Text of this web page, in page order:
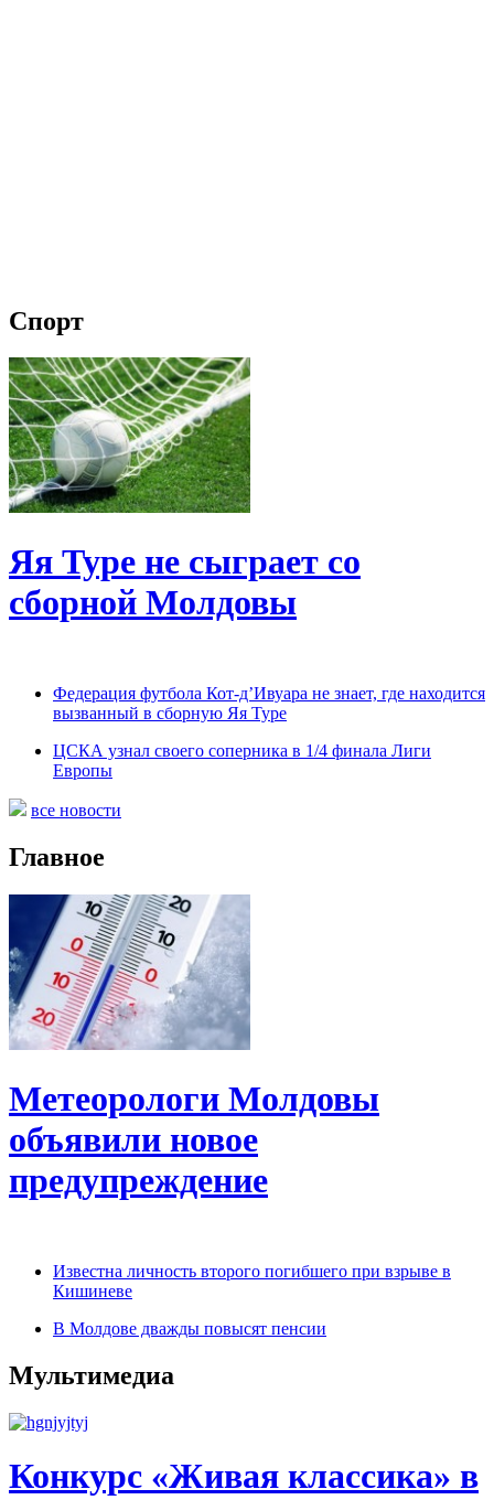
Спорт
Яя Туре не сыграет со
сборной Молдовы
Федерация футбола Кот-д’Ивуара не знает, где находится
вызванный в сборную Яя Туре
ЦСКА узнал своего соперника в 1/4 финала Лиги
Европы
все новости
Главное
Метеорологи Молдовы
объявили новое
предупреждение
Известна личность второго погибшего при взрыве в
Кишиневе
В Молдове дважды повысят пенсии
Мультимедиа
Конкурс «Живая классика» в